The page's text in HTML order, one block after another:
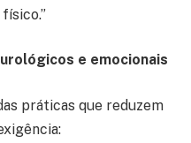
e emocionais
práticas que reduzem